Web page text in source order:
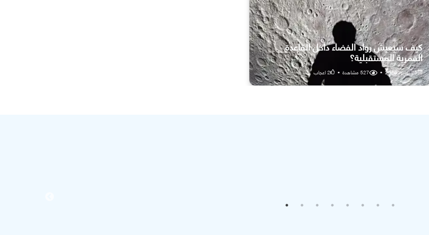
كيف سيعيش رواد الفضاء داخل القاعدة
القمرية المستقبلية؟
25 يوليو، 2026 •
527مشاهدة •
2اعجاب